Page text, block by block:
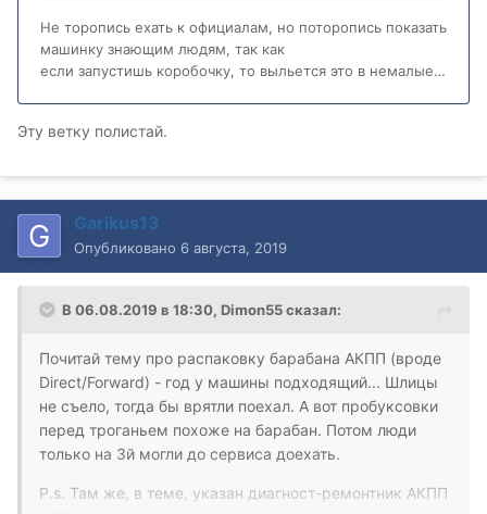
Эту ветку полистай.
Garikus13
Опубликовано 6 августа, 2019
В 06.08.2019 в 18:30, Dimon55сказал:
Почитай тему про распаковку барабана АКПП (вроде
Direct/Forward) - год у машины подходящий... Шлицы
не съело, тогда бы врятли поехал. А вот пробуксовки
перед троганьем похоже на барабан. Потом люди
только на 3й могли до сервиса доехать.
P.s. Там же, в теме, указан диагност-ремонтник АКПП